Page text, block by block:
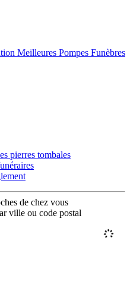
Meilleures Pompes Funèbres
pierres tombales
de chez vous
ville ou code postal